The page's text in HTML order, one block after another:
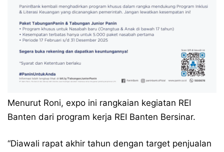
Menurut Roni, expo ini rangkaian kegiatan REI
Banten dari program kerja REI Banten Bersinar.
“Diawali rapat akhir tahun dengan target penjualan